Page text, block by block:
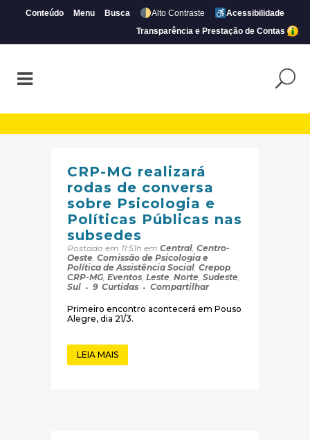
Conteúdo Menu Busca Alto Contraste
Acessibilidade
Transparência e Prestação de Contas
CRP-MG realizará
rodas de conversa
sobre Psicologia e
Políticas Públicas nas
subsedes
Postado em 11:51h em Central, Centro-
Oeste, Comissão de Psicologia e
Política de Assistência Social, Crepop,
CRP-MG, Eventos, Leste, Norte, Sudeste,
Sul
9 Curtidas Compartilhar
Primeiro encontro acontecerá em Pouso
Alegre, dia 21/3.
LEIA MAIS